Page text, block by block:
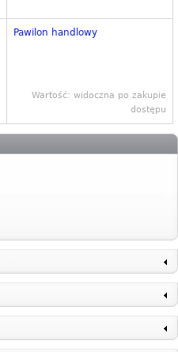
Pawilon handlowy
Wartość: widoczna po zakupie
dostępu